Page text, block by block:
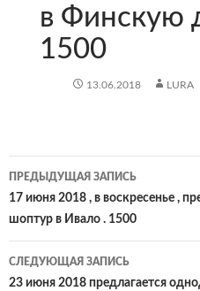
в Финскую
1500
13.06.2018 LURA
Навигация
по
записям
ПРЕДЫДУЩАЯ ЗАПИСЬ
17 июня 2018 , в воскресенье ,
шоптур в Ивало . 1500
СЛЕДУЮЩАЯ ЗАПИСЬ
23 июня 2018 предлагается